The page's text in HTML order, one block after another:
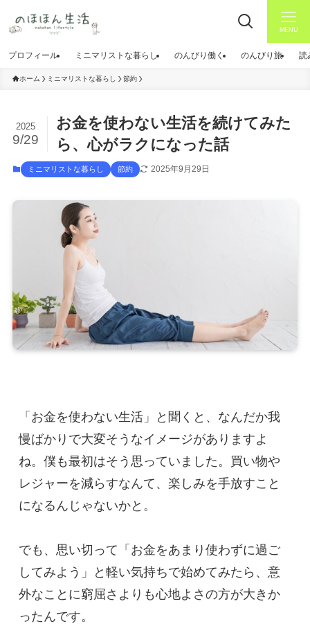
MENU
プロフィール ミニマリストな暮らし のんびり働く のんびり旅 読
ホーム ミニマリストな暮らし 節約
お金を使わない生活を続けてみた
ら、心がラクになった話
2025
9/29
ミニマリストな暮らし 節約 2025年9月29日
「お金を使わない生活」と聞くと、なんだか我
慢ばかりで大変そうなイメージがありますよ
ね。僕も最初はそう思っていました。買い物や
レジャーを減らすなんて、楽しみを手放すこと
になるんじゃないかと。
でも、思い切って「お金をあまり使わずに過ご
してみよう」と軽い気持ちで始めてみたら、意
外なことに窮屈さよりも心地よさの方が大きか
ったんです。